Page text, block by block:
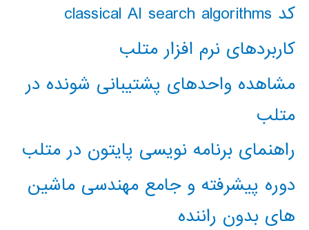
کد classical AI search algorithms
کاربردهای نرم افزار متلب
مشاهده واحدهای پشتیبانی شونده در
متلب
راهنمای برنامه نویسی پایتون در متلب
دوره پیشرفته و جامع مهندسی ماشین
های بدون راننده